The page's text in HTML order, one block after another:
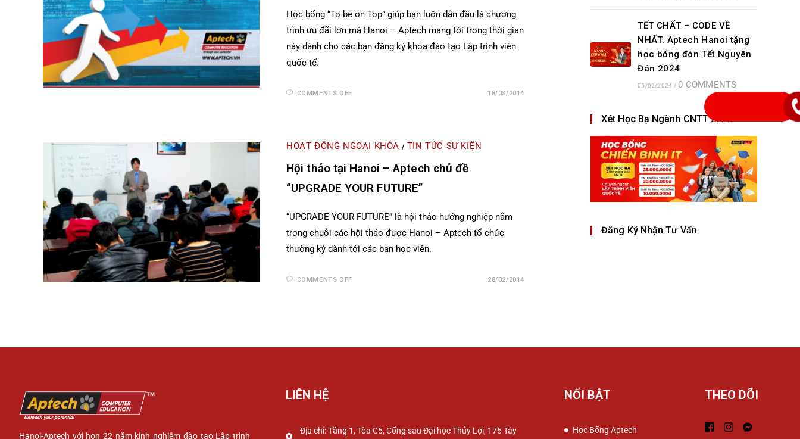
Học bổng “To be on Top” giúp bạn luôn dẫn đầu là chương
trình ưu đãi lớn mà Hanoi – Aptech mang tới trong thời gian
này dành cho các bạn đăng ký khóa đào tạo Lập trình viên
quốc tế.
COMMENTS OFF 18/03/2014
HOẠT ĐỘNG NGOẠI KHÓA / TIN TỨC SỰ KIỆN
Hội thảo tại Hanoi – Aptech chủ đề
“UPGRADE YOUR FUTURE”
“UPGRADE YOUR FUTURE” là hội thảo hướng nghiệp nằm
trong chuỗi các hội thảo được Hanoi – Aptech tổ chức
thường kỳ dành tới các bạn học viên.
COMMENTS OFF 28/02/2014
TẾT CHẤT – CODE VỀ
NHẤT. Aptech Hanoi tặng
học bổng đón Tết Nguyên
Đán 2024
05/02/2024 / 0 COMMENTS
Xét Học Bạ Ngành CNTT 2023
Đăng Ký Nhận Tư Vấn
Hanoi-Aptech với hơn 22 năm kinh nghiệm đào tạo Lập trình
LIÊN HỆ
Địa chỉ: Tầng 1, Tòa C5, Cổng sau Đại học Thủy Lợi, 175 Tây
NỔI BẬT
Học Bổng Aptech
THEO DÕI